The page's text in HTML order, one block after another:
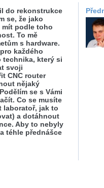
do rekonstrukce
se, že jako
podle toho
To mě
s hardware.
každého
který si
svoji
CNC router
nějaký
se s Vámi
Co se musíte
laboratoř, jak to
a dotáhnout
Aby to nebyly
téhle přednášce